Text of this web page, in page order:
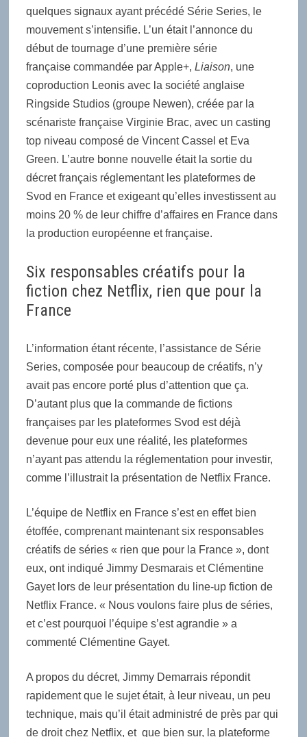
quelques signaux ayant précédé Série Series, le
mouvement s’intensifie. L’un était l’annonce du
début de tournage d’une première série
française commandée par Apple+, Liaison, une
coproduction Leonis avec la société anglaise
Ringside Studios (groupe Newen), créée par la
scénariste française Virginie Brac, avec un casting
top niveau composé de Vincent Cassel et Eva
Green. L’autre bonne nouvelle était la sortie du
décret français réglementant les plateformes de
Svod en France et exigeant qu’elles investissent au
moins 20 % de leur chiffre d’affaires en France dans
la production européenne et française.
Six responsables créatifs pour la
fiction chez Netflix, rien que pour la
France
L’information étant récente, l’assistance de Série
Series, composée pour beaucoup de créatifs, n’y
avait pas encore porté plus d’attention que ça.
D’autant plus que la commande de fictions
françaises par les plateformes Svod est déjà
devenue pour eux une réalité, les plateformes
n’ayant pas attendu la réglementation pour investir,
comme l’illustrait la présentation de Netflix France.
L’équipe de Netflix en France s’est en effet bien
étoffée, comprenant maintenant six responsables
créatifs de séries « rien que pour la France », dont
eux, ont indiqué Jimmy Desmarais et Clémentine
Gayet lors de leur présentation du line-up fiction de
Netflix France. « Nous voulons faire plus de séries,
et c’est pourquoi l’équipe s’est agrandie » a
commenté Clémentine Gayet.
A propos du décret, Jimmy Demarrais répondit
rapidement que le sujet était, à leur niveau, un peu
technique, mais qu’il était administré de près par qui
de droit chez Netflix, et que bien sur, la plateforme